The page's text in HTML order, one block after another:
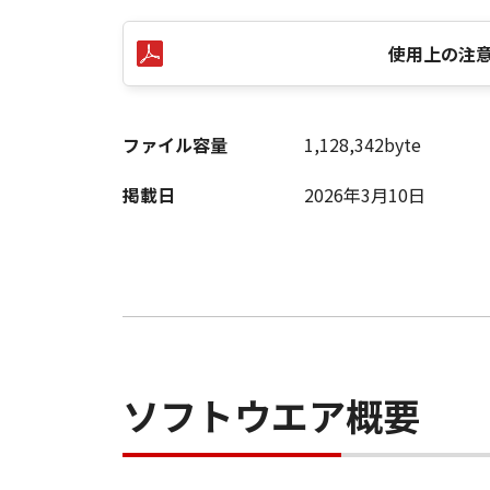
使用上の注
ファイル容量
1,128,342byte
掲載日
2026年3月10日
ソフトウエア概要